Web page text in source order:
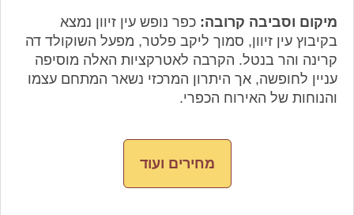
מיקום וסביבה קרובה: כפר נופש עין זיוון נמצא
בקיבוץ עין זיוון, סמוך ליקב פלטר, מפעל השוקולד דה
קרינה והר בנטל. הקרבה לאטרקציות האלה מוסיפה
עניין לחופשה, אך היתרון המרכזי נשאר המתחם עצמו
והנוחות של האירוח הכפרי.
מחירים ועוד